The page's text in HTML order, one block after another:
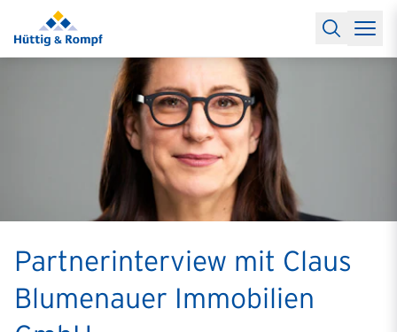
Baufinanzierung
RechnerBaufinanzierungsrechner
Anschlussfinanzierung
Partner werden
Erfolgreiche Partnerschaften
Käuferprofile 202610 Jahre Städtevergleich
Charts & RechnerAktuelle BauzinsenEinbindung
Updates erhaltenAlle Termine
Ihre Ansprechpartner
Partnerinterview mit Claus
Blumenauer Immobilien